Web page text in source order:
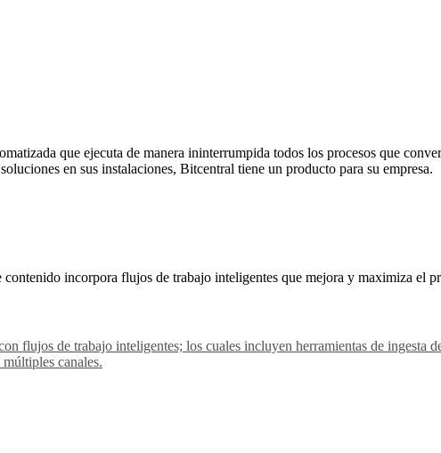
que ejecuta de manera ininterrumpida todos los procesos que
en sus instalaciones, Bitcentral tiene un producto para su empresa.
incorpora flujos de trabajo inteligentes que mejora y maximiza el
flujos de trabajo inteligentes; los cuales incluyen herramientas de ingesta
canales.